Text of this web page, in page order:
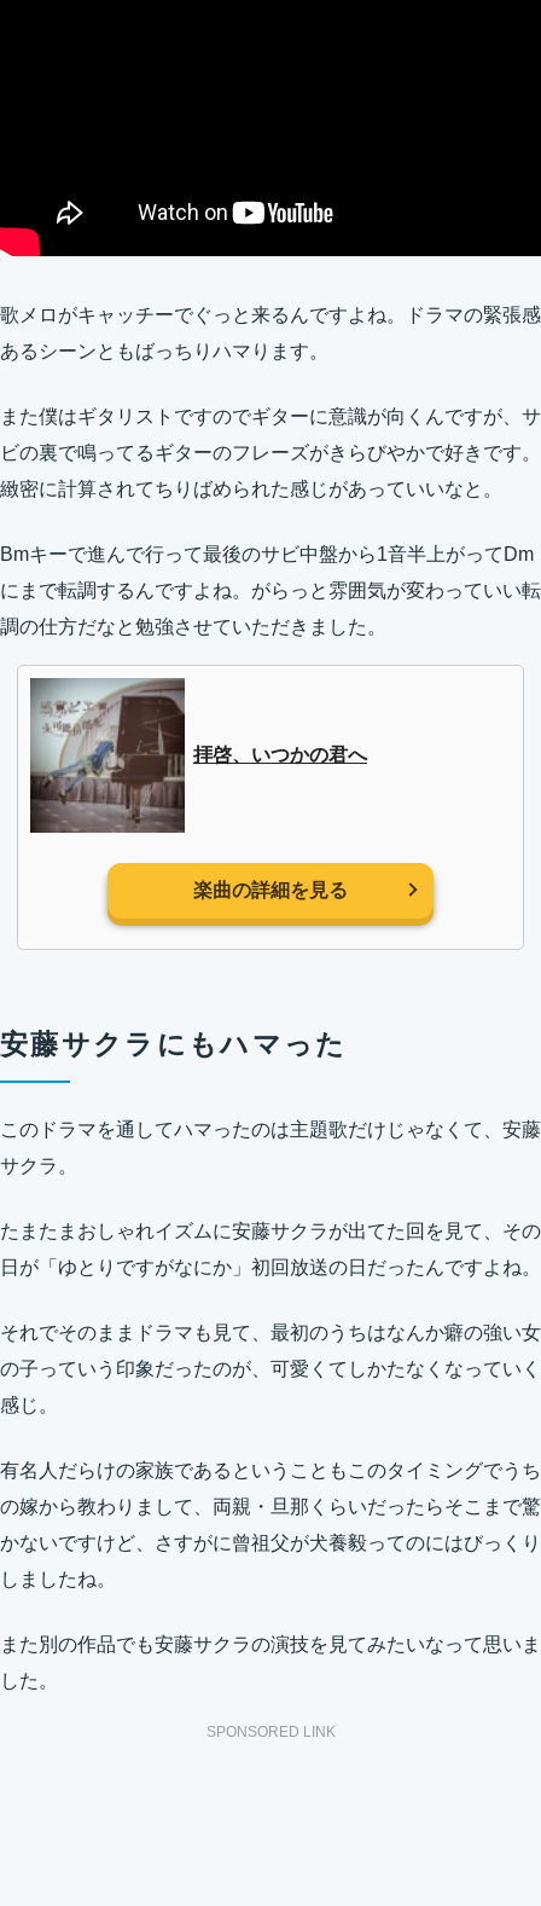
歌メロがキャッチーでぐっと来るんですよね。ドラマの緊張感
あるシーンともばっちりハマります。
また僕はギタリストですのでギターに意識が向くんですが、サ
ビの裏で鳴ってるギターのフレーズがきらびやかで好きです。
緻密に計算されてちりばめられた感じがあっていいなと。
Bmキーで進んで行って最後のサビ中盤から1音半上がってDm
にまで転調するんですよね。がらっと雰囲気が変わっていい転
調の仕方だなと勉強させていただきました。
拝啓、いつかの君へ
楽曲の詳細を見る
安藤サクラにもハマった
このドラマを通してハマったのは主題歌だけじゃなくて、安藤
サクラ。
たまたまおしゃれイズムに安藤サクラが出てた回を見て、その
日が「ゆとりですがなにか」初回放送の日だったんですよね。
それでそのままドラマも見て、最初のうちはなんか癖の強い女
の子っていう印象だったのが、可愛くてしかたなくなっていく
感じ。
有名人だらけの家族であるということもこのタイミングでうち
の嫁から教わりまして、両親・旦那くらいだったらそこまで驚
かないですけど、さすがに曾祖父が犬養毅ってのにはびっくり
しましたね。
また別の作品でも安藤サクラの演技を見てみたいなって思いま
した。
SPONSORED LINK